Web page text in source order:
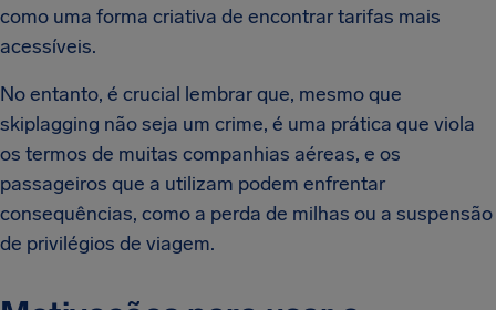
como uma forma criativa de encontrar tarifas mais
acessíveis.
No entanto, é crucial lembrar que, mesmo que
skiplagging não seja um crime, é uma prática que viola
os termos de muitas companhias aéreas, e os
passageiros que a utilizam podem enfrentar
consequências, como a perda de milhas ou a suspensão
de privilégios de viagem.